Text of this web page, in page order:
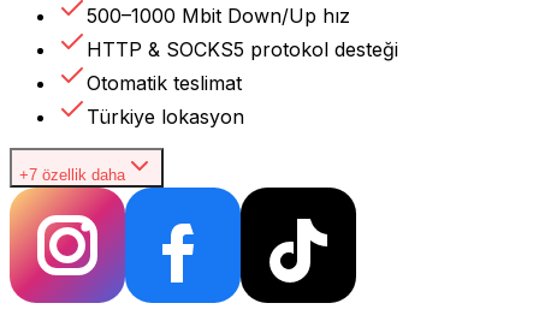
500–1000 Mbit Down/Up hız
HTTP & SOCKS5 protokol desteği
Otomatik teslimat
Türkiye lokasyon
+7 özellik daha